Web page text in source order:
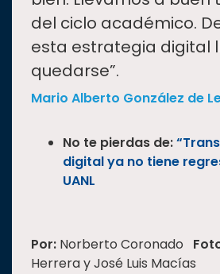
del ciclo académico.
esta estrategia digital
quedarse”.
Mario Alberto González de
No te pierdas de:
digital ya no tiene
UANL
Por: Norberto Coronado
Herrera y José Luis Macías